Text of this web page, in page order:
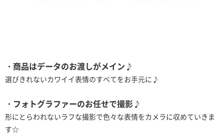
・商品はデータのお渡しがメイン♪
選びきれないカワイイ表情のすべてをお手元に♪
・フォトグラファーのお任せで撮影♪
形にとらわれないラフな撮影で色々な表情をカメラに収めていきま
す☆